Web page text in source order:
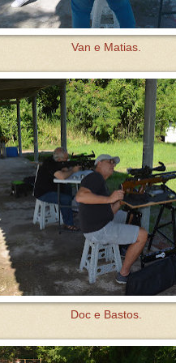
Van e Matias.
Doc e Bastos.